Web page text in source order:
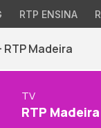
RTP ENSINA
RTP Madeira
TV
RTP Madeira